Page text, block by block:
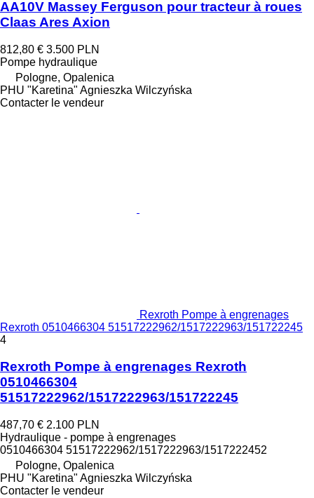
AA10V Massey Ferguson pour tracteur à roues
Claas Ares Axion
812,80 € 3.500 PLN
Pompe hydraulique
Pologne, Opalenica
PHU "Karetina" Agnieszka Wilczyńska
Contacter le vendeur
Rexroth Pompe à engrenages
Rexroth 0510466304 51517222962/1517222963/151722245
4
Rexroth Pompe à engrenages Rexroth
0510466304
51517222962/1517222963/151722245
487,70 € 2.100 PLN
Hydraulique - pompe à engrenages
0510466304 51517222962/1517222963/1517222452
Pologne, Opalenica
PHU "Karetina" Agnieszka Wilczyńska
Contacter le vendeur